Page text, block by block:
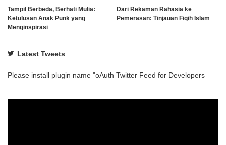
Tampil Berbeda, Berhati Mulia:
Ketulusan Anak Punk yang
Menginspirasi
Dari Rekaman Rahasia ke
Pemerasan: Tinjauan Fiqih Islam
Latest Tweets
Please install plugin name "oAuth Twitter Feed for Developers